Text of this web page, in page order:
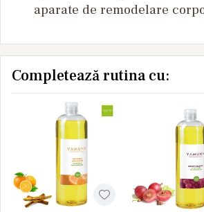
aparate de remodelare
Completează rutina cu: